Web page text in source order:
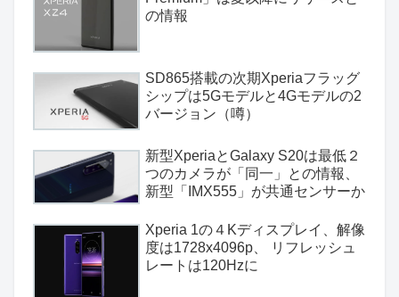
の情報
SD865搭載の次期Xperiaフラッグ
シップは5Gモデルと4Gモデルの2
バージョン（噂）
新型XperiaとGalaxy S20は最低２
つのカメラが「同一」との情報、
新型「IMX555」が共通センサーか
Xperia 1の４Kディスプレイ、解像
度は1728x4096p、 リフレッシュ
レートは120Hzに